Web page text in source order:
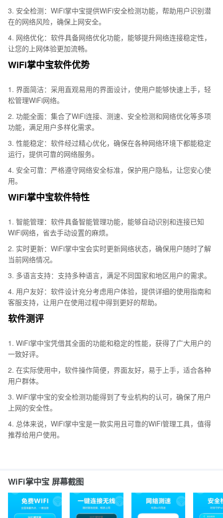
3. 安全检测：WiFi掌中宝提供WiFi安全检测功能，帮助用户识别潜
在的网络风险，确保上网安全。
4. 网络优化：软件具备网络优化功能，能够提升网络连接稳定性，
让您的上网体验更加流畅。
WiFi掌中宝软件优势
1. 界面简洁：采用直观易用的界面设计，使用户能够快速上手，轻
松管理WiFi网络。
2. 功能全面：集合了WiFi连接、测速、安全检测和网络优化等多项
功能，满足用户多样化需求。
3. 性能稳定：软件经过精心优化，确保在各种网络环境下都能稳定
运行，提供可靠的网络服务。
4. 安全可靠：严格遵守网络安全标准，保护用户隐私，让您安心使
用。
WiFi掌中宝软件特性
1. 智能管理：软件具备智能管理功能，能够自动识别和连接已知
WiFi网络，省去手动设置的麻烦。
2. 实时更新：WiFi掌中宝会实时更新网络状态，确保用户随时了解
当前网络情况。
3. 多语言支持：支持多种语言，满足不同国家和地区用户的需求。
4. 用户友好：软件设计充分考虑用户体验，提供详细的使用指南和
客服支持，让用户在使用过程中得到更好的帮助。
软件测评
1. WiFi掌中宝凭借其全面的功能和稳定的性能，获得了广大用户的
一致好评。
2. 在实际使用中，软件操作简便，界面友好，易于上手，适合各种
用户群体。
3. WiFi掌中宝的安全检测功能得到了专业机构的认可，确保了用户
上网的安全性。
4. 总体来说，WiFi掌中宝是一款实用且可靠的WiFi管理工具，值得
推荐给用户使用。
WiFi掌中宝 屏幕截图